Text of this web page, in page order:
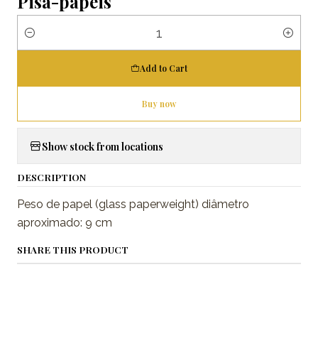
Quantity
Add to Cart
Buy now
Show stock from locations
DESCRIPTION
Peso de papel (glass paperweight) diâmetro
aproximado: 9 cm
SHARE THIS PRODUCT